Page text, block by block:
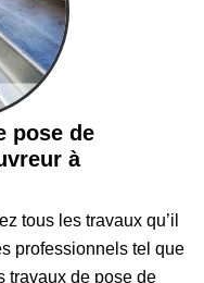
pose de
à
tous les travaux qu’il
professionnels tel que
travaux de pose de